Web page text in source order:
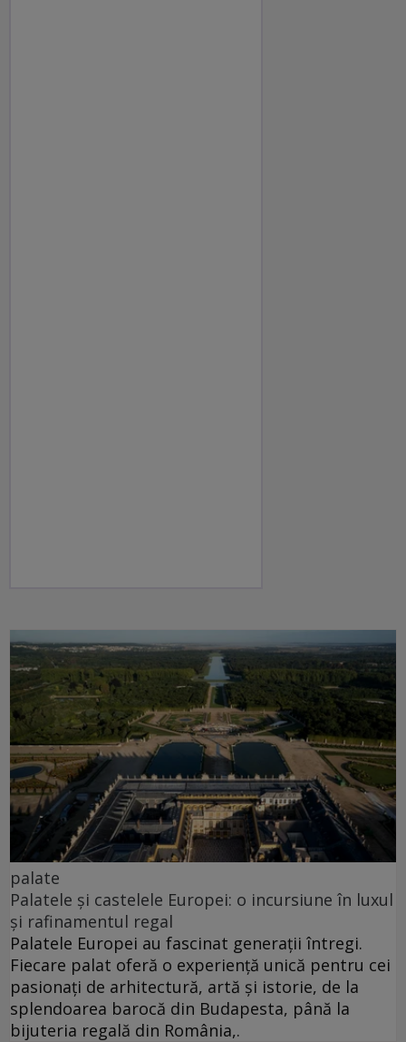
palate
Palatele și castelele Europei: o incursiune în luxul
și rafinamentul regal
Palatele Europei au fascinat generații întregi.
Fiecare palat oferă o experiență unică pentru cei
pasionați de arhitectură, artă și istorie, de la
splendoarea barocă din Budapesta, până la
bijuteria regală din România,.